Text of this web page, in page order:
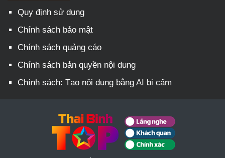
Quy định sử dụng
Chính sách bảo mật
Chính sách quảng cáo
Chính sách bản quyền nội dung
Chính sách: Tạo nội dung bằng AI bị cấm